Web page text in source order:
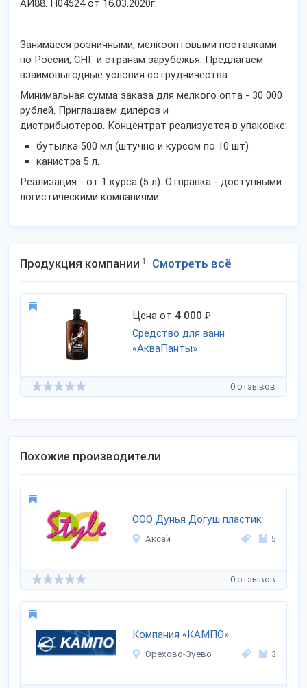
АИ88. H04524 от 16.03.2020г.
Занимаеся розничными, мелкооптовыми поставками
по России, СНГ и странам зарубежья. Предлагаем
взаимовыгодные условия сотрудничества.
Минимальная сумма заказа для мелкого опта - 30 000
рублей. Приглашаем дилеров и
дистрибьютеров. Концентрат реализуется в упаковке:
бутылка 500 мл (штучно и курсом по 10 шт)
канистра 5 л.
Реализация - от 1 курса (5 л). Отправка - доступными
логистическими компаниями.
Продукция компании 1 Смотреть всё
Цена от 4 000 ₽
Средство для ванн
«АкваПанты»
0 отзывов
Похожие производители
ООО Дунья Догуш пластик
Аксай 5
0 отзывов
Компания «КАМПО»
Орехово-Зуево 3